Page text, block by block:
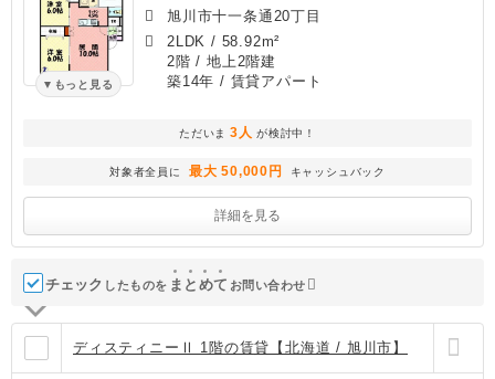
もっと見る
旭川市十一条通20丁目
2LDK / 58.92m²
2階 / 地上2階建
築14年 / 賃貸アパート
ただいま 3人 が検討中！
対象者全員に 最大 50,000円 キャッシュバック
詳細を見る
チェック したものを ま と めて お問い合わせ
ディスティニーⅡ 1階の賃貸【北海道 / 旭川市】